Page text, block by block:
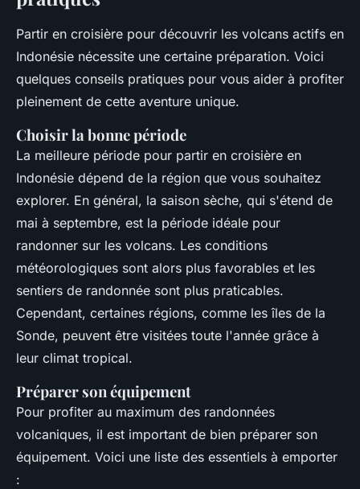
Partir en croisière pour découvrir les volcans actifs en
Indonésie nécessite une certaine préparation. Voici
quelques conseils pratiques pour vous aider à profiter
pleinement de cette aventure unique.
Choisir la bonne période
La meilleure période pour partir en croisière en
Indonésie dépend de la région que vous souhaitez
explorer. En général, la saison sèche, qui s'étend de
mai à septembre, est la période idéale pour
randonner sur les volcans. Les conditions
météorologiques sont alors plus favorables et les
sentiers de randonnée sont plus praticables.
Cependant, certaines régions, comme les îles de la
Sonde, peuvent être visitées toute l'année grâce à
leur climat tropical.
Préparer son équipement
Pour profiter au maximum des randonnées
volcaniques, il est important de bien préparer son
équipement. Voici une liste des essentiels à emporter
: